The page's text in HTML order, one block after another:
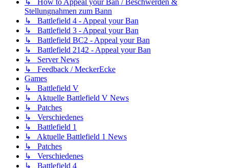
↳ How to Appeal your Ban / Beschwerden &
Stellungnahmen zum Bann
↳ Battlefield 4 - Appeal your Ban
↳ Battlefield 3 - Appeal your Ban
↳ Battlefield BC2 - Appeal your Ban
↳ Battlefield 2142 - Appeal your Ban
↳ Server News
↳ Feedback / MeckerEcke
Games
↳ Battlefield V
↳ Aktuelle Battlefield V News
↳ Patches
↳ Verschiedenes
↳ Battlefield 1
↳ Aktuelle Battlefield 1 News
↳ Patches
↳ Verschiedenes
↳ Battlefield 4